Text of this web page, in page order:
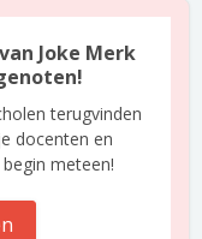
Joke Merk
terugvinden
docenten en
meteen!